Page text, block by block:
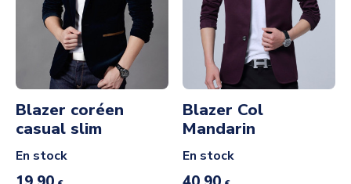
Blazer coréen
casual slim
En stock
Blazer Col
Mandarin
En stock